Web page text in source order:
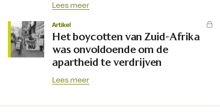
Lees meer
Artikel
Het boycotten van Zuid-Afrika
was onvoldoende om de
apartheid te verdrijven
Lees meer